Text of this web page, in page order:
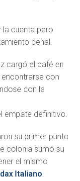
la cuenta pero
penal.
cargó el café en
encontrarse con
con la
empate definitivo.
su primer punto
colonia sumó su
el mismo
Italiano